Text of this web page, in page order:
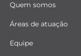
Quem somos
Áreas de atuação
Equipe